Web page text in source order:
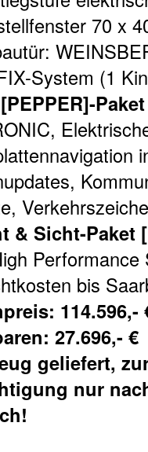
70 x
System (1
Paket
& Sicht-Paket
Performance
bis
114.596,-
27.696,- €
geliefert,
nur